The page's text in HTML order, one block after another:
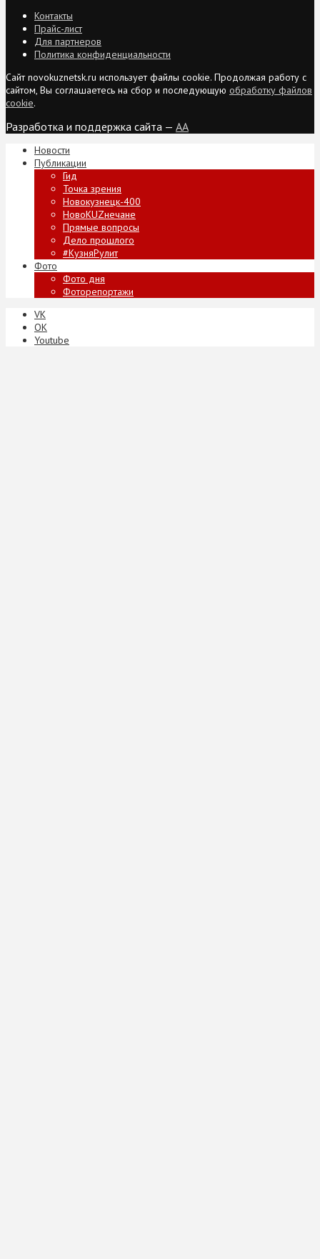
Контакты
Прайс-лист
Для партнеров
Политика конфиденциальности
Сайт novokuznetsk.ru использует файлы cookie. Продолжая работу с
сайтом, Вы соглашаетесь на сбор и последующую обработку файлов
cookie.
Разработка и поддержка сайта — AA
Новости
Публикации
Гид
Точка зрения
Новокузнецк-400
НовоKUZнечане
Прямые вопросы
Дело прошлого
#КузняРулит
Фото
Фото дня
Фоторепортажи
VK
ОК
Youtube